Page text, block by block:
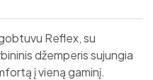
Reflex, su
džemperis sujungia
į vieną gaminį.